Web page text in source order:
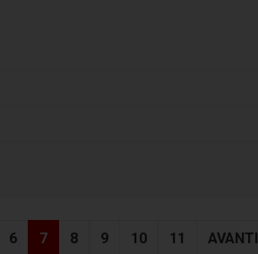
6 7 8 9 10 11 AVANTI